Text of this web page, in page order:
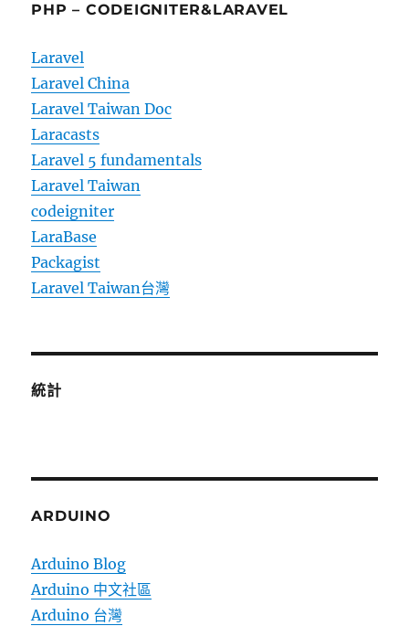
PHP – CODEIGNITER&LARAVEL
Laravel
Laravel China
Laravel Taiwan Doc
Laracasts
Laravel 5 fundamentals
Laravel Taiwan
codeigniter
LaraBase
Packagist
Laravel Taiwan台灣
統計
ARDUINO
Arduino Blog
Arduino 中文社區
Arduino 台灣